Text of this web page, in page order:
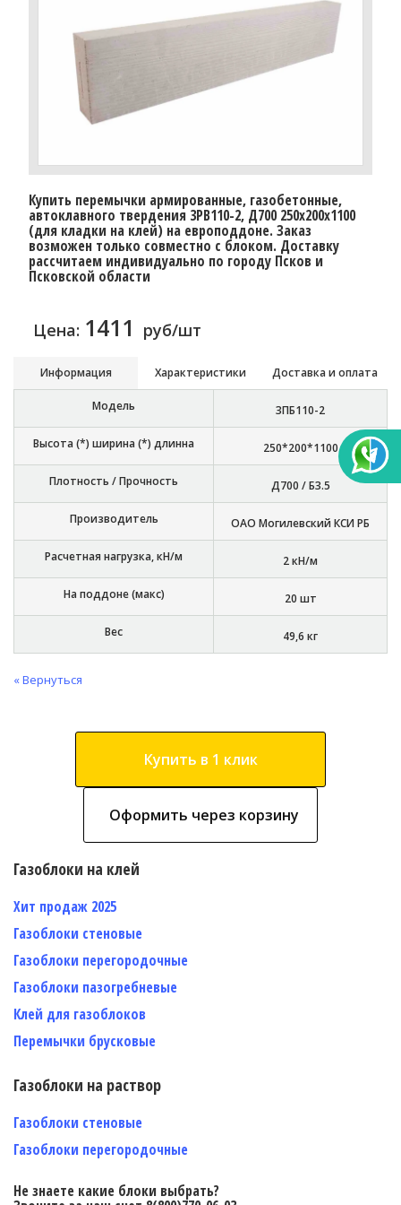
Купить перемычки армированные, газобетонные,
автоклавного твердения 3PB110-2, Д700 250х200х1100
(для кладки на клей) на европоддоне. Заказ
возможен только совместно с блоком. Доставку
рассчитаем индивидуально по городу Псков и
Псковской области
Цена: 1411 руб/шт
Информация Характеристики Доставка и оплата
Модель 3ПБ110-2
Высота (*) ширина (*) длинна 250*200*1100
Плотность / Прочность Д700 / Б3.5
Производитель ОАО Могилевский КСИ РБ
Расчетная нагрузка, кН/м 2 кН/м
На поддоне (макс) 20 шт
Вес 49,6 кг
« Вернуться
Купить в 1 клик
Оформить через корзину
Газоблоки на клей
Хит продаж 2025
Газоблоки стеновые
Газоблоки перегородочные
Газоблоки пазогребневые
Клей для газоблоков
Перемычки брусковые
Газоблоки на раствор
Газоблоки стеновые
Газоблоки перегородочные
Не знаете какие блоки выбрать?